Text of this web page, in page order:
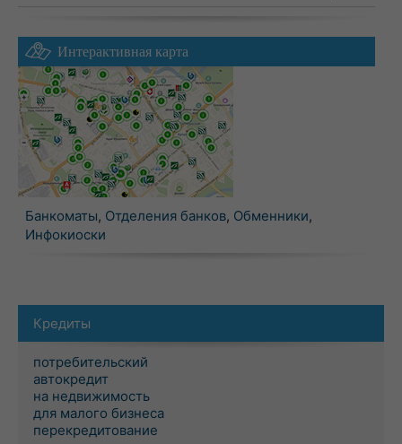
Интерактивная карта
Банкоматы, Отделения банков, Обменники,
Инфокиоски
Кредиты
потребительский
автокредит
на недвижимость
для малого бизнеса
перекредитование